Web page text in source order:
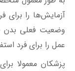
تشخیص نهایی
توسط استنت